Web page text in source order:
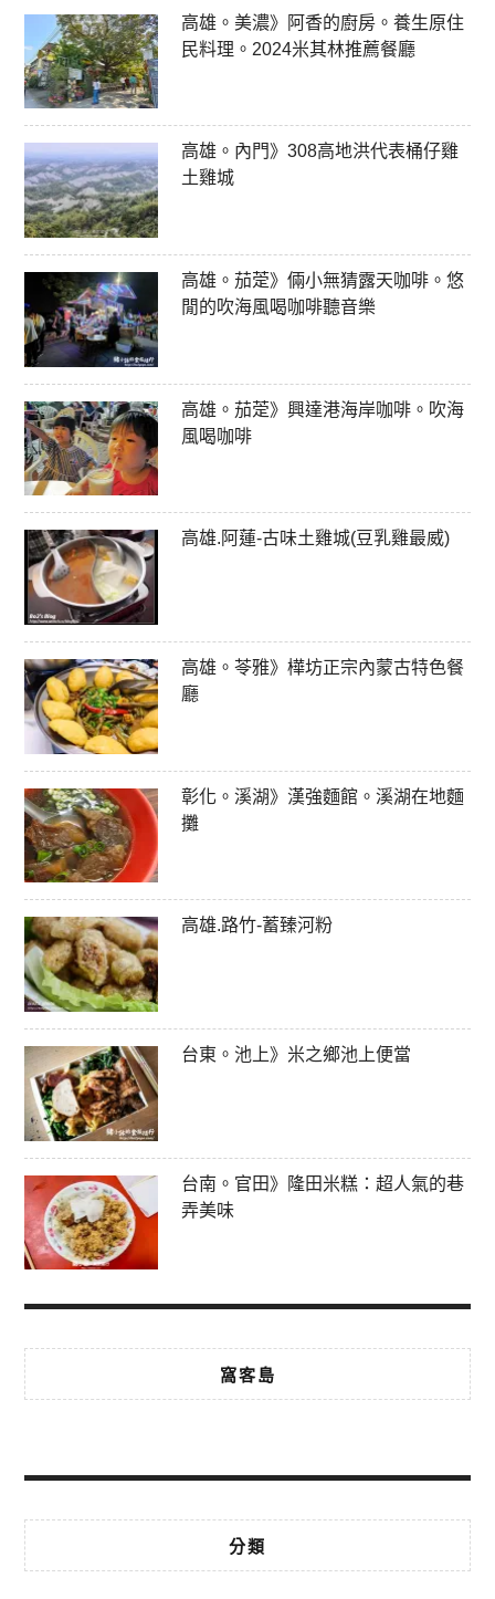
高雄。美濃》阿香的廚房。養生原住
民料理。2024米其林推薦餐廳
高雄。內門》308高地洪代表桶仔雞
土雞城
高雄。茄萣》倆小無猜露天咖啡。悠
閒的吹海風喝咖啡聽音樂
高雄。茄萣》興達港海岸咖啡。吹海
風喝咖啡
高雄.阿蓮-古味土雞城(豆乳雞最威)
高雄。苓雅》樺坊正宗內蒙古特色餐
廳
彰化。溪湖》漢強麵館。溪湖在地麵
攤
高雄.路竹-蓄臻河粉
台東。池上》米之鄉池上便當
台南。官田》隆田米糕：超人氣的巷
弄美味
窩客島
分類